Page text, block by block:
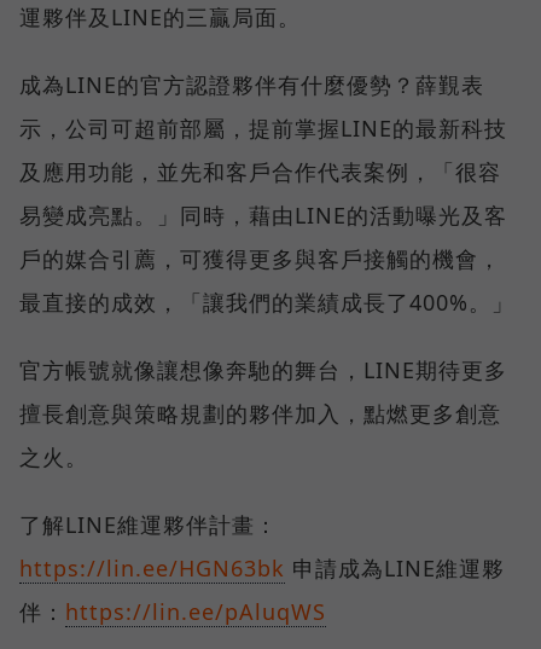
運夥伴及LINE的三贏局面。
成為LINE的官方認證夥伴有什麼優勢？薛覲表
示，公司可超前部屬，提前掌握LINE的最新科技
及應用功能，並先和客戶合作代表案例，「很容
易變成亮點。」同時，藉由LINE的活動曝光及客
戶的媒合引薦，可獲得更多與客戶接觸的機會，
最直接的成效，「讓我們的業績成長了400%。」
官方帳號就像讓想像奔馳的舞台，LINE期待更多
擅長創意與策略規劃的夥伴加入，點燃更多創意
之火。
了解LINE維運夥伴計畫：
https://lin.ee/HGN63bk 申請成為LINE維運夥
伴： https://lin.ee/pAluqWS